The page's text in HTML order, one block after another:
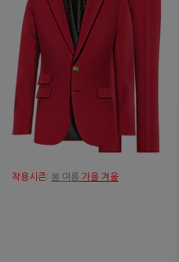
착용시즌: 봄 여름 가을 겨울